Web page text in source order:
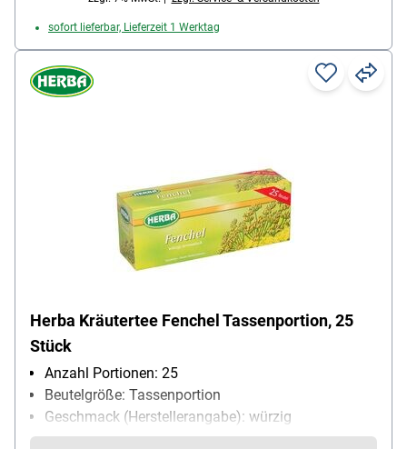
sofort lieferbar, Lieferzeit 1 Werktag
Herba Kräutertee Fenchel Tassenportion, 25
Stück
Anzahl Portionen: 25
Beutelgröße: Tassenportion
Geschmack (Herstellerangabe): würzig
Kuvert: ohne Kuvert